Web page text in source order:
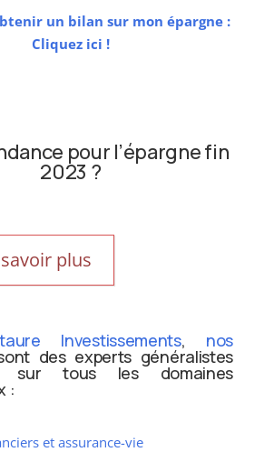
un bilan sur mon épargne :
Cliquez ici !
pour l’épargne fin
2023 ?
plus
Investissements, nos
des experts généralistes
sur tous les domaines
:
et assurance-vie